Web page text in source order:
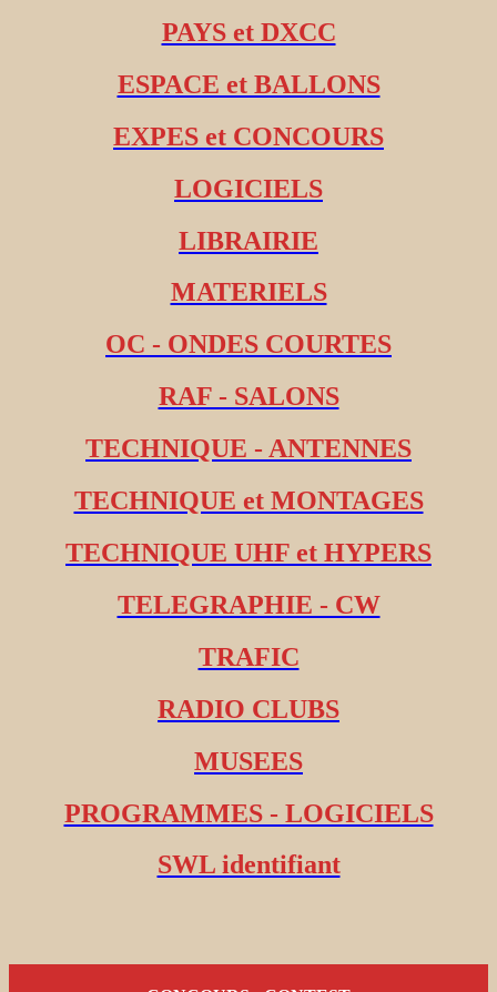
PAYS et DXCC
ESPACE et BALLONS
EXPES et CONCOURS
LOGICIELS
LIBRAIRIE
MATERIELS
OC - ONDES COURTES
RAF - SALONS
TECHNIQUE - ANTENNES
TECHNIQUE et MONTAGES
TECHNIQUE UHF et HYPERS
TELEGRAPHIE - CW
TRAFIC
RADIO CLUBS
MUSEES
PROGRAMMES - LOGICIELS
SWL identifiant